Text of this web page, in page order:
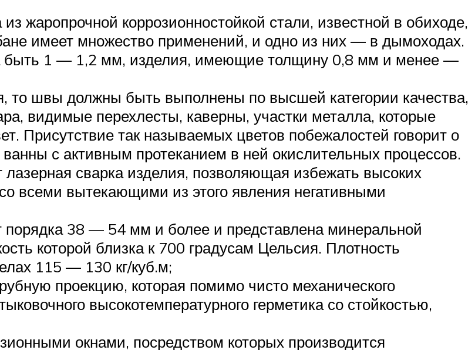
жаропрочной коррозионностойкой стали, известной в обиходе,
имеет множество применений, и одно из них — в дымоходах.
быть 1 — 1,2 мм, изделия, имеющие толщину 0,8 мм и менее —
то швы должны быть выполнены по высшей категории качества,
видимые перехлесты, каверны, участки металла, которые
Присутствие так называемых цветов побежалостей говорит о
с активным протеканием в ней окислительных процессов.
сварка изделия, позволяющая избежать высоких
всеми вытекающими из этого явления негативными
38 — 54 мм и более и представлена минеральной
которой близка к 700 градусам Цельсия. Плотность
115 — 130 кг/куб.м;
проекцию, которая помимо чисто механического
высокотемпературного герметика со стойкостью,
окнами, посредством которых производится